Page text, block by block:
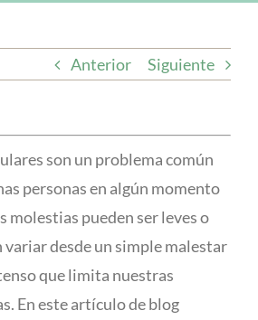
Anterior Siguiente
son un problema común
personas en algún momento
molestias pueden ser leves o
variar desde un simple malestar
que limita nuestras
En este artículo de blog